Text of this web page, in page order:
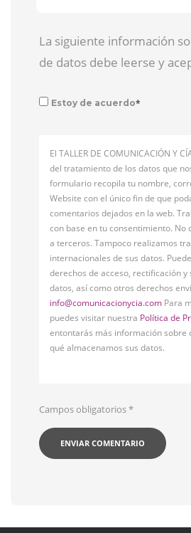
La siguiente información
de datos debe leerse y
Estoy de acuerdo*
El TALLER DE COMUNICACIÓN Y
del tratamiento de los datos que
formulario recopila tu nombre,
Website con el único fin de que
comentarios dejados en la web.
con base en tu consentimiento. No
a terceros. Tampoco realizamos
internacionales de sus datos.
derechos de acceso, rectificación y
datos, así como otros derechos
info@comunicacionycia.com Para
puedes visitar nuestra Política de
entontarás más información sobre
qué almacenamos sus datos.
Campos obligatorios*